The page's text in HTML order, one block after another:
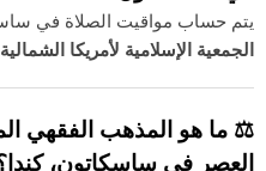
يتم حساب مواقيت الصلاة في
الجمعية الإسلامية لأمريكا الشمالية
⚖️ ما هو المذهب الفقهي
العصر في ساسكاتون،